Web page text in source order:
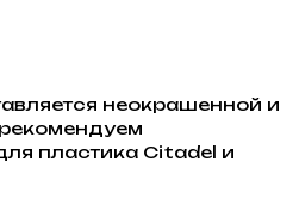
неокрашенной и
пластика Citadel и